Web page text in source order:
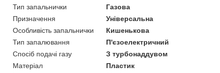
Тип запальнички
Газова
Призначення
Універсальна
Особливість запальнички
Кишенькова
Тип запалювання
П'єзоелектричний
Спосіб подачі газу
З турбонаддувом
Матеріал
Пластик